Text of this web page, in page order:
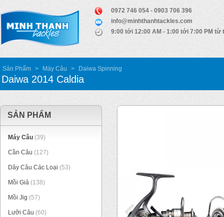
0972 746 054 - 0903 706 396
info@minhthanhtackles.com
9:00 tới 12:00 AM - 1:00 tới 7:00 PM từ
Sản Phẩm > Máy Câu > Daiwa Spinning
Daiwa 2014 Caldia
SẢN PHẨM
Máy Câu (39)
Cần Câu (127)
Dây Câu Các Loại (53)
Mồi Giả (138)
Mồi Jig (57)
Lưỡi Câu (60)